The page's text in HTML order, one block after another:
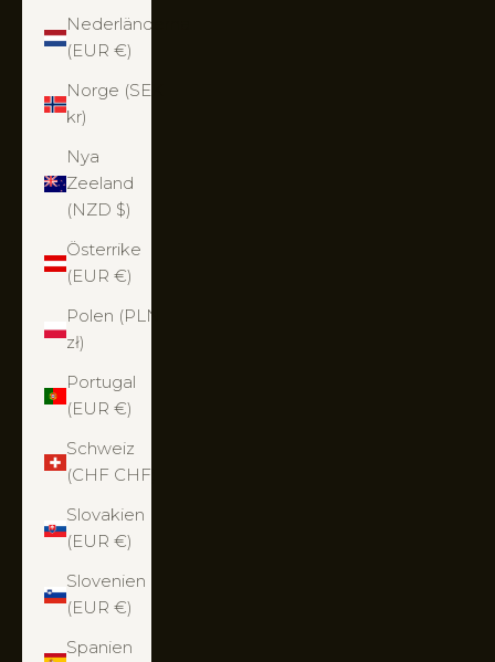
Nederländerna
(EUR €)
Norge (SEK
kr)
Nya
Zeeland
(NZD $)
Österrike
(EUR €)
Polen (PLN
zł)
Portugal
(EUR €)
Schweiz
(CHF CHF)
Slovakien
(EUR €)
Slovenien
(EUR €)
Spanien